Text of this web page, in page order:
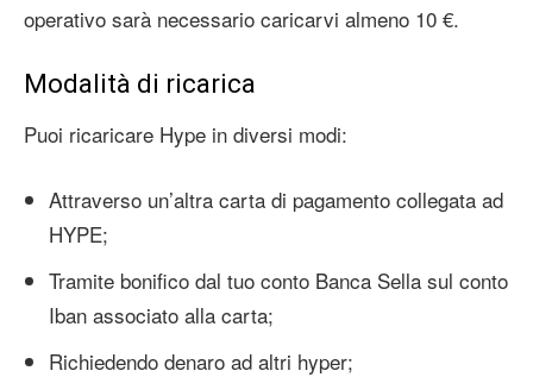
operativo sarà necessario caricarvi almeno 10 €.
Modalità di ricarica
Puoi ricaricare Hype in diversi modi:
Attraverso un’altra carta di pagamento collegata ad
HYPE;
Tramite bonifico dal tuo conto Banca Sella sul conto
Iban associato alla carta;
Richiedendo denaro ad altri hyper;